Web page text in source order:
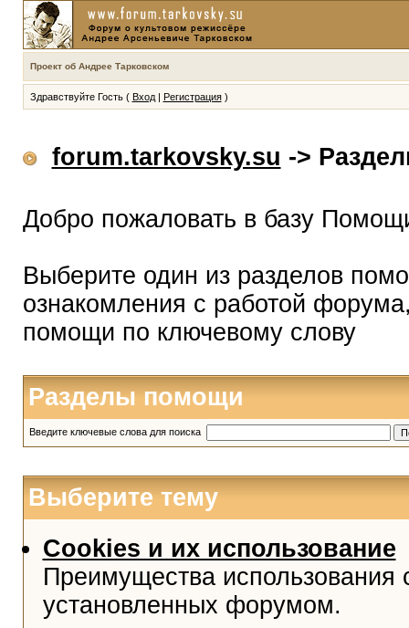
Проект об Андрее Тарковском
Здравствуйте Гость ( Вход| Регистрация)
forum.tarkovsky.su ->
Добро пожаловать в базу
Выберите один из разделов
ознакомления с работой
помощи по ключевому слову
Разделы помощи
Введите ключевые слова для поиска
Выберите тему
Cookies и их использование
Преимущества
установленных форумом.